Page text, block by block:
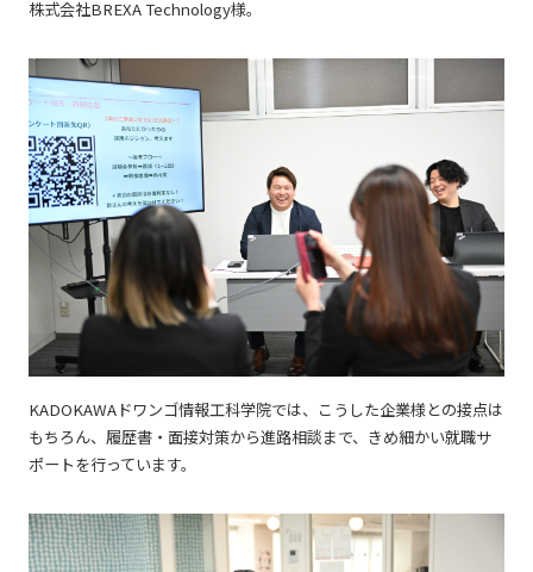
株式会社BREXA Technology様。
KADOKAWAドワンゴ情報工科学院では、こうした企業様との接点は
もちろん、履歴書・面接対策から進路相談まで、きめ細かい就職サ
ポートを行っています。